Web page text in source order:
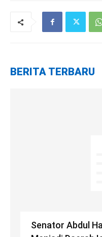
BERITA TERBARU
Senator Abdul